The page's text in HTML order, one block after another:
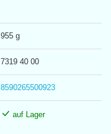
955 g
7319 40 00
8590265500923
auf Lager